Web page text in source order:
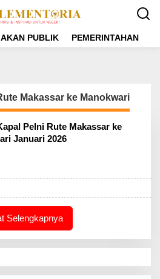
PUBLIK PEMERINTAHAN
Makassar ke Manokwari
Pelni Rute Makassar ke
Januari 2026
Selengkapnya